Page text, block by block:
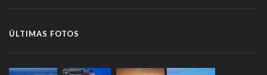
ÚLTIMAS FOTOS